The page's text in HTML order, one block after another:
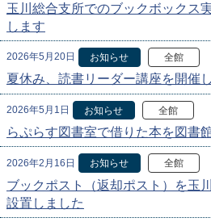
玉川総合支所でのブックボックス
します
2026年5月20日 お知らせ 全館
夏休み、読書リーダー講座を開催
2026年5月1日 お知らせ 全館
らぷらす図書室で借りた本を図書
2026年2月16日 お知らせ 全館
ブックポスト（返却ポスト）を玉
設置しました